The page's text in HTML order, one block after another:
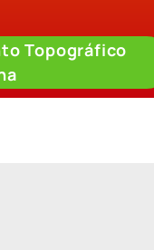
Topográfico